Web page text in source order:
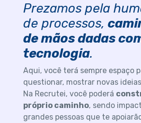
Prezamos pela
de processos,
de mãos dadas
tecnologia.
Aqui, você terá sempre espaço
questionar, mostrar novas
Na Recrutei, você poderá
próprio caminho, sendo
grandes pessoas que te